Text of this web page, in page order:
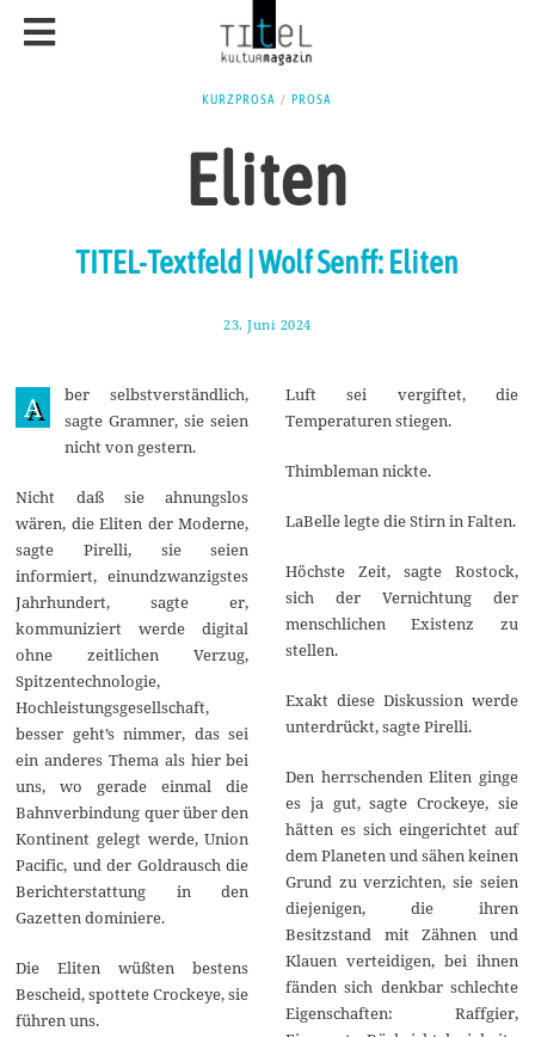
KURZPROSA / PROSA
Eliten
TITEL-Textfeld | Wolf Senff: Eliten
23. Juni 2024
l
2
2
A
ber selbstverständlich,
sagte Gramner, sie seien
nicht von gestern.
Nicht daß sie ahnungslos
wären, die Eliten der Moderne,
sagte Pirelli, sie seien
informiert, einundzwanzigstes
Jahrhundert, sagte er,
kommuniziert werde digital
ohne zeitlichen Verzug,
Spitzentechnologie,
Hochleistungsgesellschaft,
besser geht’s nimmer, das sei
ein anderes Thema als hier bei
uns, wo gerade einmal die
Bahnverbindung quer über den
Kontinent gelegt werde, Union
Pacific, und der Goldrausch die
Berichterstattung in den
Gazetten dominiere.
Die Eliten wüßten bestens
Bescheid, spottete Crockeye, sie
führen uns.
Luft sei vergiftet, die
Temperaturen stiegen.
Thimbleman nickte.
LaBelle legte die Stirn in Falten.
Höchste Zeit, sagte Rostock,
sich der Vernichtung der
menschlichen Existenz zu
stellen.
Exakt diese Diskussion werde
unterdrückt, sagte Pirelli.
Den herrschenden Eliten ginge
es ja gut, sagte Crockeye, sie
hätten es sich eingerichtet auf
dem Planeten und sähen keinen
Grund zu verzichten, sie seien
diejenigen, die ihren
Besitzstand mit Zähnen und
Klauen verteidigen, bei ihnen
fänden sich denkbar schlechte
Eigenschaften: Raffgier,